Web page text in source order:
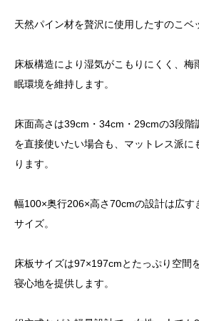
天然パイン材を贅沢に使用したすのこベ
床板構造により湿気がこもりにくく、梅
眠環境を維持します。
床面高さは39cm・34cm・29cmの3段階
を直接使いたい場合も、マットレス派に
ります。
幅100×奥行206×高さ70cmの設計は広す
サイズ。
床板サイズは97×197cmとたっぷり空間
寝心地を提供します。